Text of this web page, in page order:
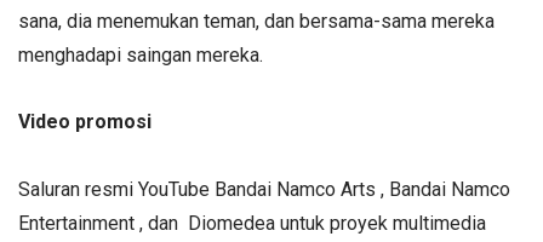
sana, dia menemukan teman, dan bersama-sama mereka
menghadapi saingan mereka.
Video promosi
Saluran resmi YouTube Bandai Namco Arts , Bandai Namco
Entertainment , dan Diomedea untuk proyek multimedia